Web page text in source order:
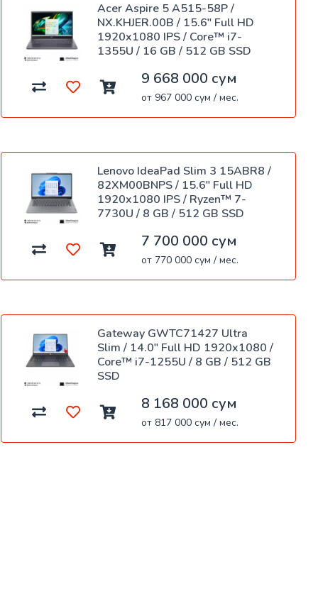
Acer Aspire 5 A515-58P /
NX.KHJER.00B / 15.6" Full HD
1920x1080 IPS / Core™ i7-
1355U / 16 GB / 512 GB SSD
9 668 000 сум
от 967 000 сум / мес.
Lenovo IdeaPad Slim 3 15ABR8 /
82XM00BNPS / 15.6" Full HD
1920x1080 IPS / Ryzen™ 7-
7730U / 8 GB / 512 GB SSD
7 700 000 сум
от 770 000 сум / мес.
Gateway GWTC71427 Ultra
Slim / 14.0" Full HD 1920x1080 /
Core™ i7-1255U / 8 GB / 512 GB
SSD
8 168 000 сум
от 817 000 сум / мес.